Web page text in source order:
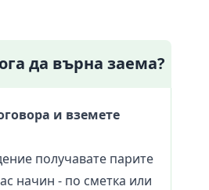
да върна заема?
и вземете
получавате парите
начин - по сметка или